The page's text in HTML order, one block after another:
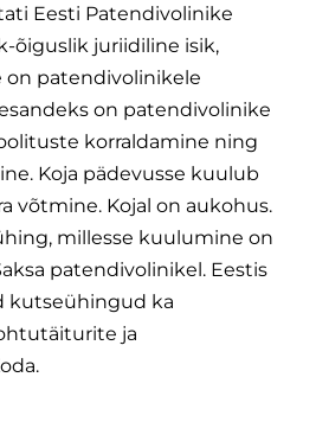
Eesti Patendivolinike
õiguslik juriidiline isik,
patendivolinikele
on patendivolinike
korraldamine ning
Koja pädevusse kuulub
võtmine. Kojal on aukohus.
millesse kuulumine on
patendivolinikel. Eestis
kutseühingud ka
ja